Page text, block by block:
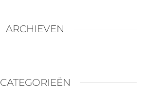
ARCHIEVEN
CATEGORIEËN